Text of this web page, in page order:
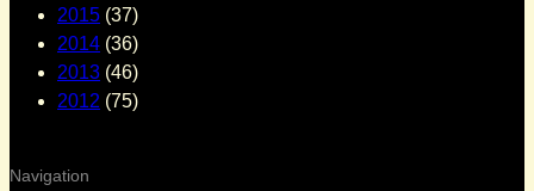
2015 (37)
2014 (36)
2013 (46)
2012 (75)
Navigation